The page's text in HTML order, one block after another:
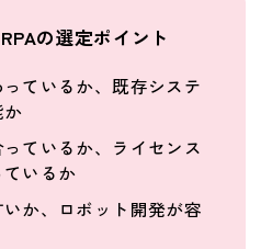
の選定ポイント
ているか、既存システ
ているか、ライセンス
いるか
か、ロボット開発が容